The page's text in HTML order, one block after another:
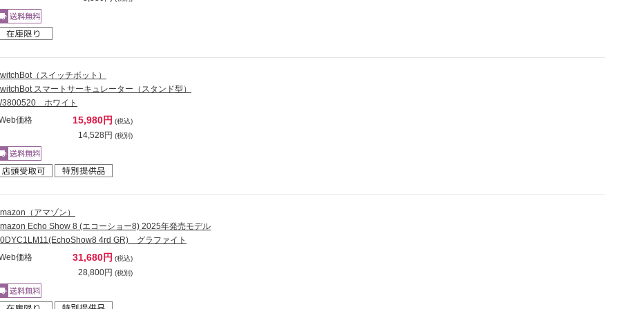
（スイッチボット）
スマートサーキュレーター（スタンド型）
ホワイト
価格
15,980円 (税込)
14,528円 (税別)
（アマゾン）
Echo Show 8 (エコーショー8) 2025年発売モデル
4rd GR) グラファイト
価格
31,680円 (税込)
28,800円 (税別)